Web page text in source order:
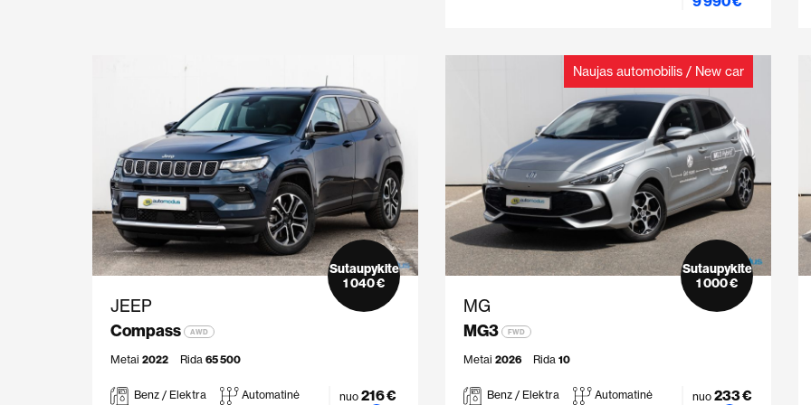
JEEP
Compass
AWD
Metai 2022 Rida 65 500
Sutaupykite
1 040 €
Benz / Elektra Automatinė nuo 216 €
Naujas automobilis / New car
MG
MG3
FWD
Metai 2026 Rida 10
Sutaupykite
1 000 €
Benz / Elektra Automatinė nuo 233 €